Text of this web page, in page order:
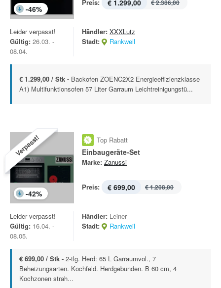
-46%
Preis: € 1.299,00 € 2.386,00
Leider verpasst!
Gültig: 26.03. -
08.04.
Händler: XXXLutz
Stadt:
Rankweil
€ 1.299,00 / Stk - Backofen ZOENC2X2 Energieeffizienzklasse
A1) Multifunktionsofen 57 Liter Garraum Leichtreinigungstü...
Verpasst!
-42%
Top Rabatt
Einbaugeräte-Set
Marke: Zanussi
Preis: € 699,00 € 1.208,00
Leider verpasst!
Gültig: 16.04. -
08.05.
Händler: Leiner
Stadt:
Rankweil
€ 699,00 / Stk - 2-tlg. Herd: 65 L Garraumvol., 7
Beheizungsarten. Kochfeld. Herdgebunden. B 60 cm, 4
Kochzonen strah...